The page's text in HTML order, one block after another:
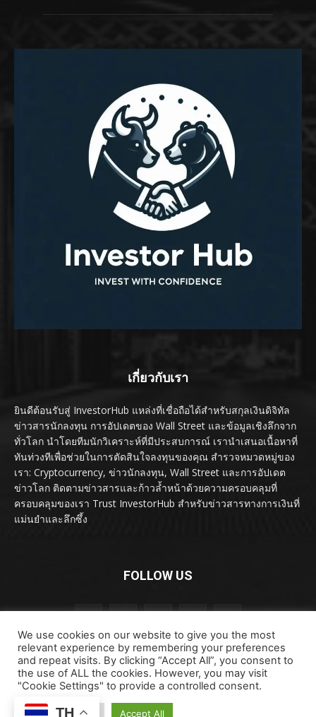
เกี่ยวกับเรา
ยินดีต้อนรับสู่ InvestorHub แหล่งที่เชื่อถือได้สำหรับสกุลเงินดิจิทัล
ข่าวสารนักลงทุน การอัปเดตของ Wall Street และข้อมูลเชิงลึกจาก
ทั่วโลก นำโดยทีมนักวิเคราะห์ที่มีประสบการณ์ เรานำเสนอเนื้อหาที่
ทันท่วงทีเพื่อช่วยในการตัดสินใจลงทุนของคุณ สำรวจหมวดหมู่ของ
เรา: Cryptocurrency, ข่าวนักลงทุน, Wall Street และการอัปเดต
ข่าวโลก ติดตามข่าวสารและก้าวล้ำหน้าด้วยความครอบคลุมที่
ครอบคลุมของเรา Trust InvestorHub สำหรับข่าวสารทางการเงินที่
แม่นยำและลึกซึ้ง
FOLLOW US
ลิขสิทธิ์ © ลิขสิทธิ์ 2024 investorhub.click สงวนลิขสิทธิ์
ข้อตกลงและเงื่อนไข ข้อสงวนสิทธิ์
We use cookies on our website to give you the most
relevant experience by remembering your preferences
and repeat visits. By clicking “Accept All”, you consent to
the use of ALL the cookies. However, you may visit
"Cookie Settings" to provide a controlled consent.
Cookie Settings Accept All
TH